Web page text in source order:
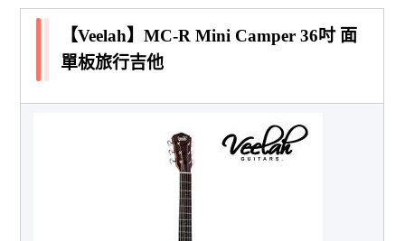
【Veelah】MC-R Mini Camper 36吋 面
單板旅行吉他